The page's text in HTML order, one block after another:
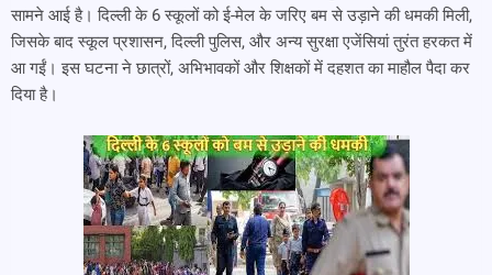
सामने आई है। दिल्ली के 6 स्कूलों को ई-मेल के जरिए बम से उड़ाने की धमकी मिली,
जिसके बाद स्कूल प्रशासन, दिल्ली पुलिस, और अन्य सुरक्षा एजेंसियां तुरंत हरकत में
आ गईं। इस घटना ने छात्रों, अभिभावकों और शिक्षकों में दहशत का माहौल पैदा कर
दिया है।